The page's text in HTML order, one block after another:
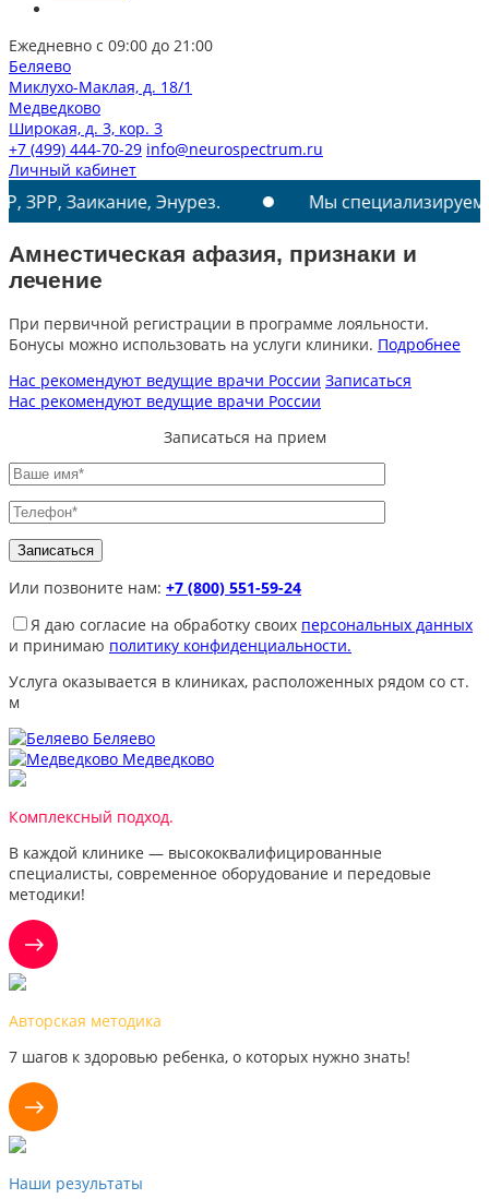
Ежедневно с 09:00 до 21:00
Беляево
Миклухо-Маклая, д. 18/1
Медведково
Широкая, д. 3, кор. 3
+7 (499) 444-70-29 info@neurospectrum.ru
Личный кабинет
Энурез. Мы специализируемся на
Амнестическая афазия, признаки и
лечение
При первичной регистрации в программе лояльности.
Бонусы можно использовать на услуги клиники. Подробнее
Нас рекомендуют ведущие врачи России Записаться
Нас рекомендуют ведущие врачи России
Записаться на прием
Или позвоните нам: +7 (800) 551-59-24
Я даю согласие на обработку своих персональных данных
и принимаю политику конфиденциальности.
Услуга оказывается в клиниках, расположенных рядом со ст.
м
Беляево
Медведково
Комплексный подход.
В каждой клинике — высококвалифицированные
специалисты, современное оборудование и передовые
методики!
Авторская методика
7 шагов к здоровью ребенка, о которых нужно знать!
Наши результаты